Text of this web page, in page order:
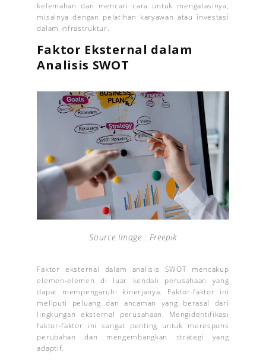
kelemahan dan mencari cara untuk mengatasinya,
misalnya dengan pelatihan karyawan atau investasi
dalam infrastruktur.
Faktor Eksternal dalam
Analisis SWOT
Source Image : Freepik
Faktor eksternal dalam analisis SWOT mencakup
elemen-elemen di luar kendali perusahaan yang
dapat mempengaruhi kinerjanya. Faktor-faktor ini
meliputi peluang dan ancaman yang berasal dari
lingkungan eksternal perusahaan. Mengidentifikasi
faktor-faktor ini sangat penting untuk merespons
perubahan dan mengembangkan strategi yang
adaptif.